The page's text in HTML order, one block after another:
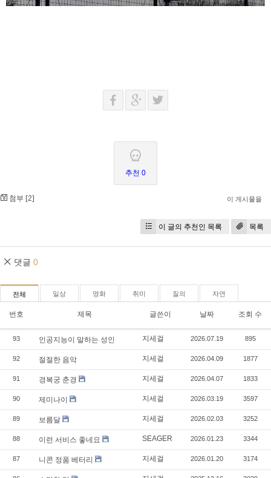
추천 0
첨부 [2] 이 게시물을
이 글의 추천인 목록 목록
댓글 0
전체 일상 영화 취미 질의 자연
번호 제목 글쓴이 날짜 조회 수
93 인공지능이 말하는 성인 지세걸 2026.07.19 895
92 절절한 음악 지세걸 2026.04.09 1877
91 경복궁 춘경 지세걸 2026.04.07 1833
90 제미나이 지세걸 2026.03.19 3597
89 보름달 지세걸 2026.02.03 3252
88 이런 서비스 좋네요 SEAGER 2026.01.23 3344
87 니콘 정품 베터리 지세걸 2026.01.20 3174